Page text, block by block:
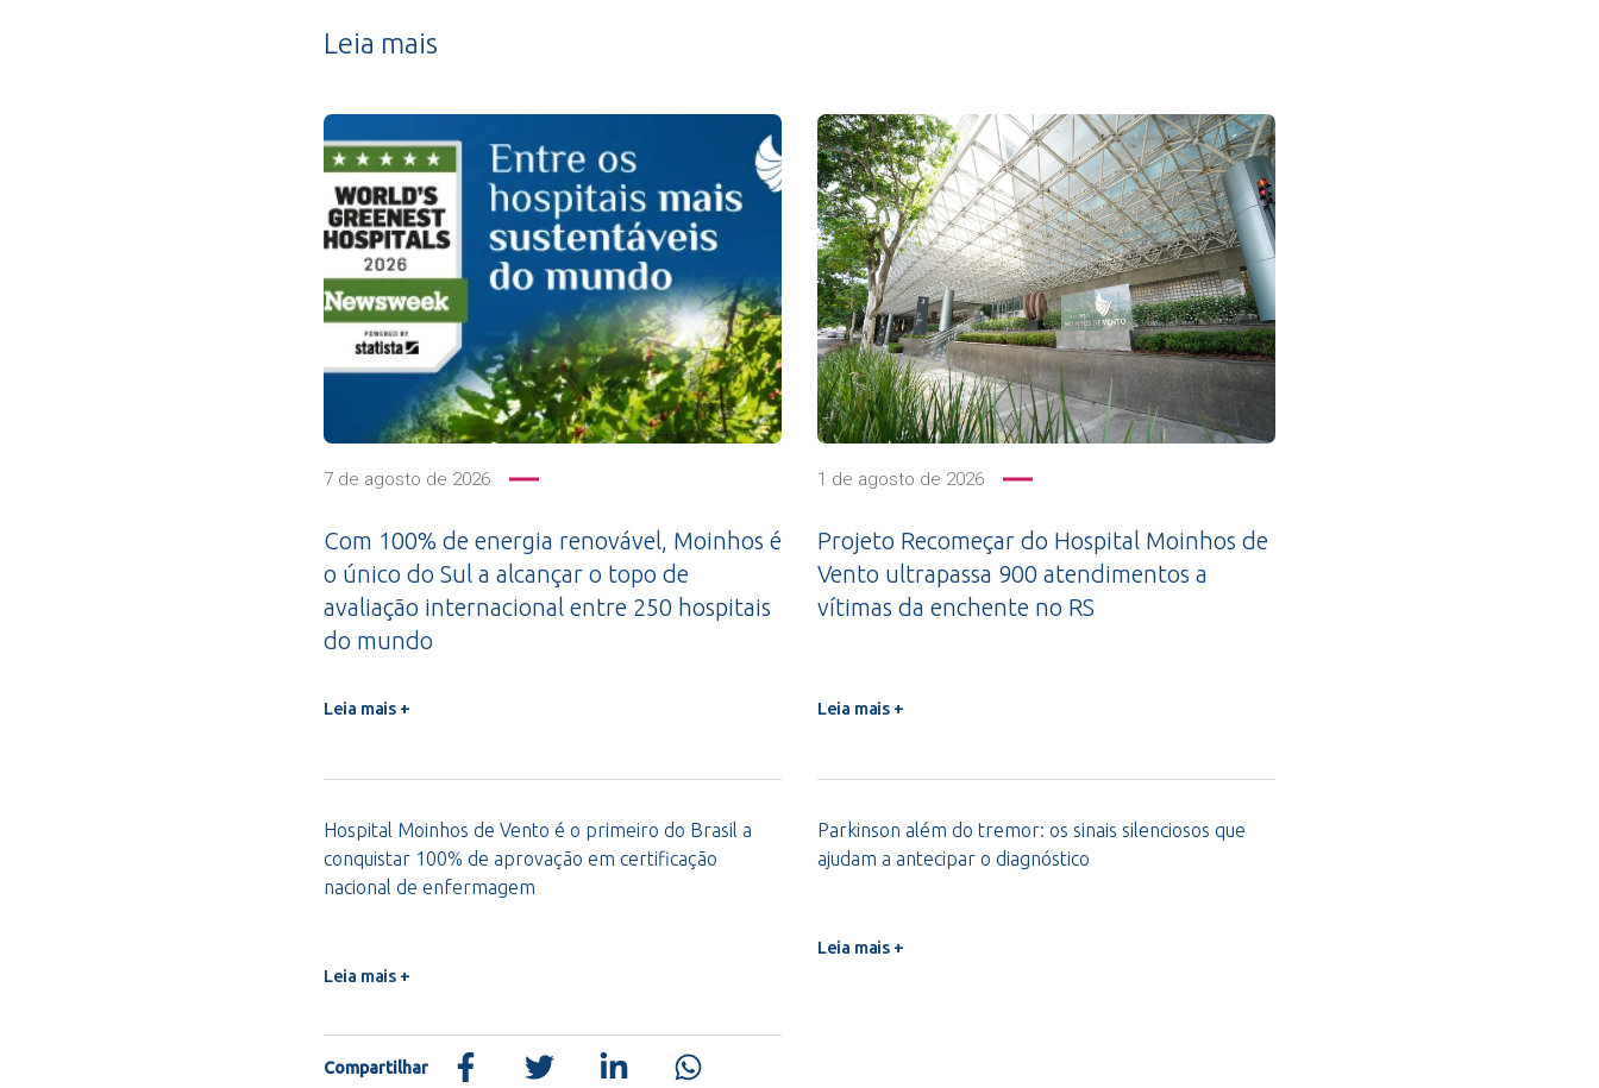
Leia mais
7 de agosto de 2026
Com 100% de energia renovável, Moinhos é
o único do Sul a alcançar o topo de
avaliação internacional entre 250 hospitais
do mundo
Leia mais +
1 de agosto de 2026
Projeto Recomeçar do Hospital Moinhos de
Vento ultrapassa 900 atendimentos a
vítimas da enchente no RS
Leia mais +
Hospital Moinhos de Vento é o primeiro do Brasil a
conquistar 100% de aprovação em certificação
nacional de enfermagem
Leia mais +
Parkinson além do tremor: os sinais silenciosos que
ajudam a antecipar o diagnóstico
Leia mais +
Compartilhar